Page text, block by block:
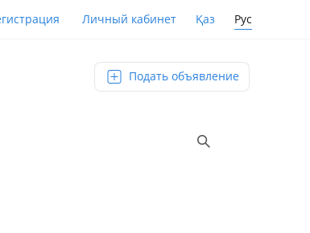
Личный кабинет Қаз Рус
Подать объявление